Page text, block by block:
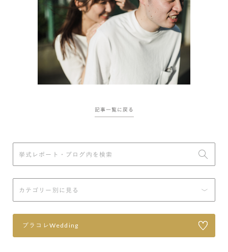
記事一覧に戻る
プラコレWedding